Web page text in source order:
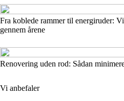
Fra koblede rammer til energiruder:
gennem årene
Renovering uden rod: Sådan
Vi anbefaler